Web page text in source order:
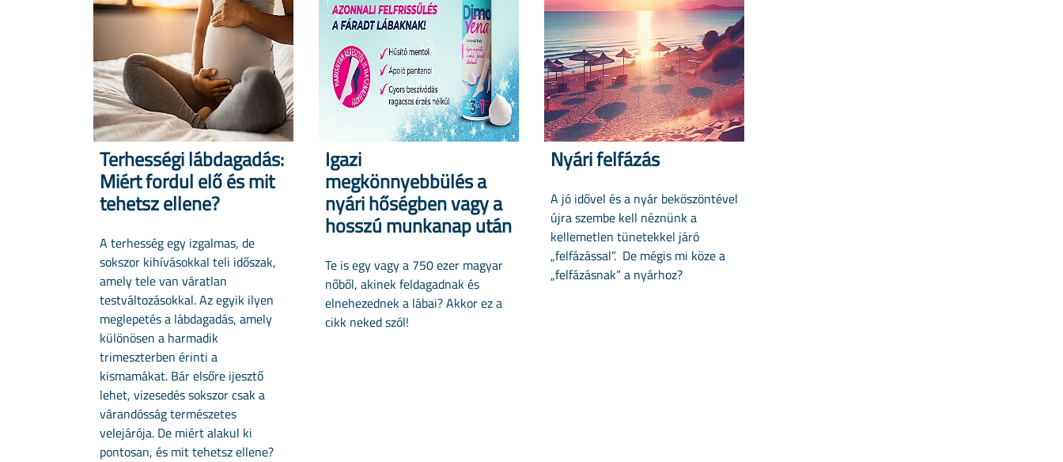
Terhességi lábdagadás:
Miért fordul elő és mit
tehetsz ellene?
A terhesség egy izgalmas, de
sokszor kihívásokkal teli időszak,
amely tele van váratlan
testváltozásokkal. Az egyik ilyen
meglepetés a lábdagadás, amely
különösen a harmadik
trimeszterben érinti a
kismamákat. Bár elsőre ijesztő
lehet, vizesedés sokszor csak a
várandósság természetes
velejárója. De miért alakul ki
pontosan, és mit tehetsz ellene?
Igazi
megkönnyebbülés a
nyári hőségben vagy a
hosszú munkanap után
Te is egy vagy a 750 ezer magyar
nőből, akinek feldagadnak és
elnehezednek a lábai? Akkor ez a
cikk neked szól!
Nyári felfázás
A jó idővel és a nyár beköszöntével
újra szembe kell néznünk a
kellemetlen tünetekkel járó
„felfázással”. De mégis mi köze a
„felfázásnak” a nyárhoz?